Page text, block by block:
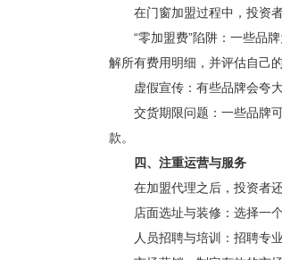
在门窗加盟过程中，投资者
“零加盟费”陷阱：一些品牌
解所有费用明细，并评估自己
虚假宣传：有些品牌会夸大
交货期限问题：一些品牌可
款。
四、注重运营与服务
在加盟代理之后，投资者还
店面选址与装修：选择一个
人员招聘与培训：招聘专业